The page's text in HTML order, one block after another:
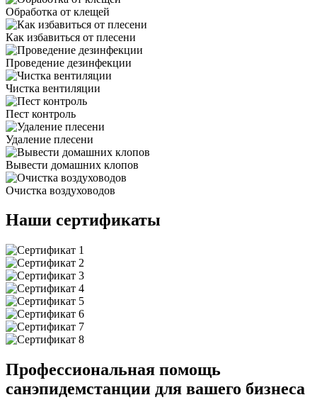
Обработка от клещей
Как избавиться от плесени
Проведение дезинфекции
Чистка вентиляции
Пест контроль
Удаление плесени
Вывести домашних клопов
Очистка воздуховодов
Наши сертификаты
Профессиональная помощь
санэпидемстанции для вашего бизнеса